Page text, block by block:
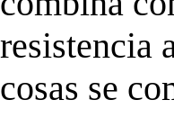
resistencia
cosas se